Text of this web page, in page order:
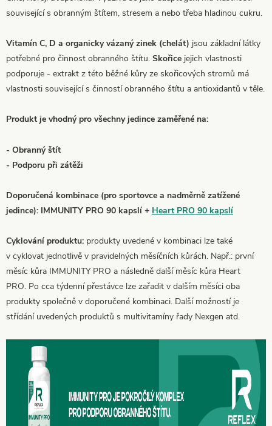
související s obranným štítem, stresem a nebo třeba hladinou cukru.
Vitamín C, D a organicky vázaný zinek (chelát) jsou základní látky
potřebné pro činnost obranného štítu. Skořice jejich vlastnosti
podporuje - extrakt z této běžné kůry ze skořicových stromů má
vlastnosti související s činností obranného štítu a antioxidantů v těle.
Produkt je vhodný pro všechny jedince zaměřené na:
- Obranný štít
- Podporu při zátěži
Doporučená kombinace (pro sportovce a nadměrně zatížené
jedince): IMMUNITY PRO 90 kapslí + Heart PRO 90 kapslí
Cyklování produktu: produkty uvedené v kombinaci lze také
v cyklovat jednotlivě v pravidelných měsíčních kůrách. Např.: první
měsíc kůra IMMUNITY PRO a následně další měsíc kůra Heart
PRO. Po cca týdenní přestávce lze zařadit v dalším měsíci oba
produkty společně v doporučené kombinaci. Další možností je
střídání uvedených produktů s multivitamíny řady Nexgen atd.